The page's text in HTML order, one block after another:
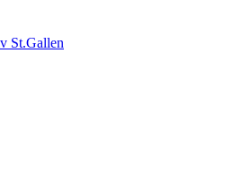
St.Gallen